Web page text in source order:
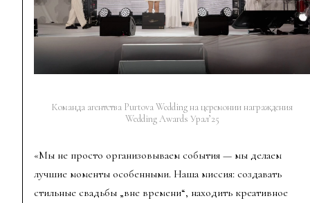
Команда агентства Purtova Wedding на церемонии награждения
Wedding Awards Урал’25
«Мы не просто организовываем события — мы делаем
лучшие моменты особенными. Наша миссия: создавать
стильные свадьбы „вне времени“, находить креативное